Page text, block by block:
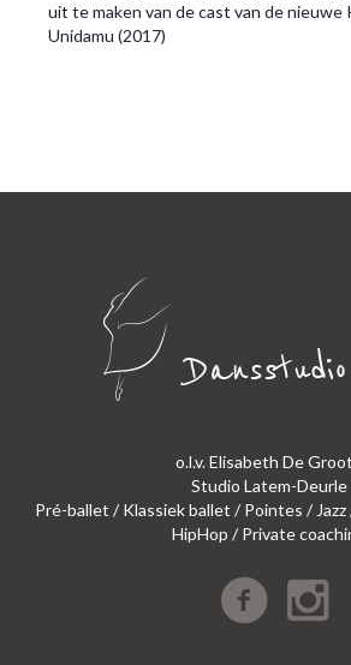
uit te maken van de cast van de nieuwe
Unidamu (2017)
o.l.v. Elisabeth De
Studio Latem-Deurle
Pré-ballet / Klassiek ballet / Pointes /
HipHop / Private